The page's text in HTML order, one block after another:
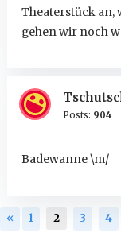
Theaterstück an,
gehen wir noch
Posts: 904
Badewanne \m/
« 1 2 3 4